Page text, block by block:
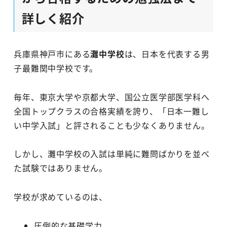
詳しく紹介
兵庫県神戸市にある灘中学校は、日本を代表する男
子最難関中学校です。
毎年、東京大学や京都大学、国公立医学部医学科へ
全国トップクラスの合格実績を誇り、「日本一難し
い中学入試」と評されることも少なくありません。
しかし、灘中学校の入試は単純に難問ばかりを並べ
た試験ではありません。
学校が求めているのは、